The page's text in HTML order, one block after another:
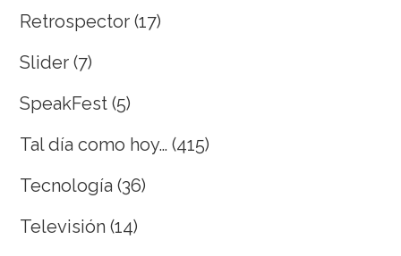
Retrospector (17)
Slider (7)
SpeakFest (5)
Tal día como hoy… (415)
Tecnología (36)
Televisión (14)